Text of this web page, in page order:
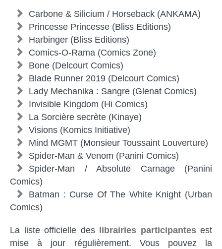
Carbone & Silicium / Horseback (ANKAMA)
Princesse Princesse (Bliss Editions)
Harbinger (Bliss Editions)
Comics-O-Rama (Comics Zone)
Bone (Delcourt Comics)
Blade Runner 2019 (Delcourt Comics)
Lady Mechanika : Sangre (Glenat Comics)
Invisible Kingdom (Hi Comics)
La Sorcière secrète (Kinaye)
Visions (Komics Initiative)
Mind MGMT (Monsieur Toussaint Louverture)
Spider-Man & Venom (Panini Comics)
Spider-Man / Absolute Carnage (Panini
Comics)
Batman : Curse Of The White Knight (Urban
Comics)
La liste officielle des librairies participantesest
mise à jour régulièrement. Vous pouvez la